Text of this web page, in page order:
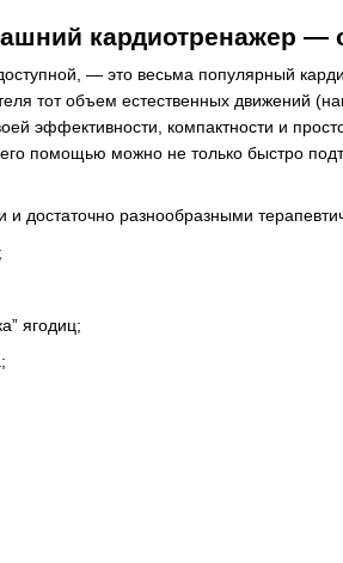
кардиотренажер
— это весьма популярный
тот объем естественных движений
эффективности, компактности и
помощью можно не только быстро
достаточно разнообразными
ягодиц;